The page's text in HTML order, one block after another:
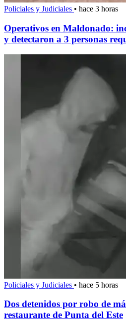
Policiales y Judiciales • hace 3 horas
Operativos en Maldonado:
y detectaron a 3 personas
Policiales y Judiciales • hace 5 horas
Dos detenidos por robo de
restaurante de Punta del Este